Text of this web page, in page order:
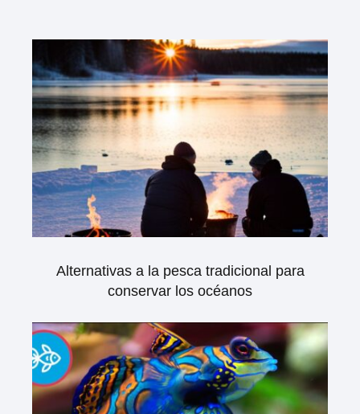
Alternativas a la pesca tradicional para
conservar los océanos